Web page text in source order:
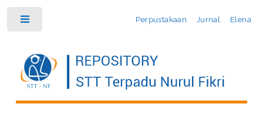
Perpustakaan Jurnal Elena